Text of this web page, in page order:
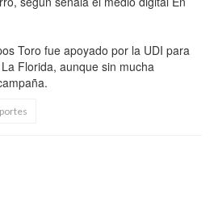
Toro fue apoyado por la UDI para
Florida, aunque sin mucha